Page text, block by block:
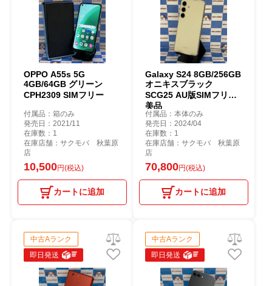
OPPO A55s 5G
4GB/64GB グリーン
CPH2309 SIMフリー
付属品：箱のみ
発売日：2021/11
在庫数：1
在庫店舗：サクモバ 秋葉原
店
10,500円(税込)
カートに追加
Galaxy S24 8GB/256GB
オニキスブラック
SCG25 AU版SIMフリー
美品
付属品：本体のみ
発売日：2024/04
在庫数：1
在庫店舗：サクモバ 秋葉原
店
70,800円(税込)
カートに追加
中古Aランク
即日発送
中古Aランク
即日発送